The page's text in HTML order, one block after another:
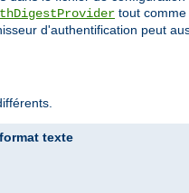
tout
d'authentification peut
texte